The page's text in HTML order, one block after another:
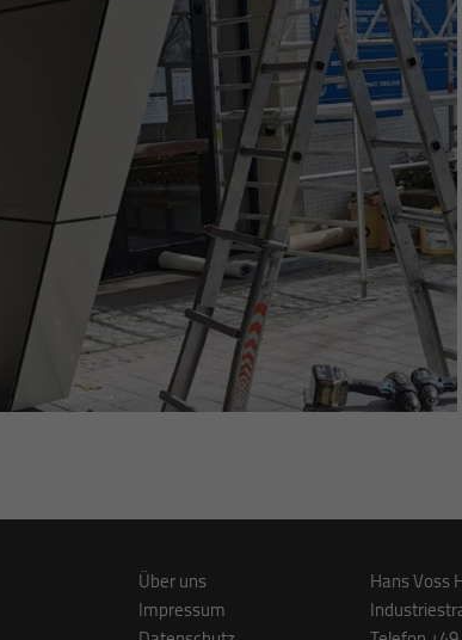
Über uns
Impressum
Hans Voss